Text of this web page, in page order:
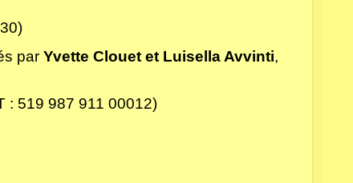
par Yvette Clouet et Luisella Avvinti,
: 519 987 911 00012)